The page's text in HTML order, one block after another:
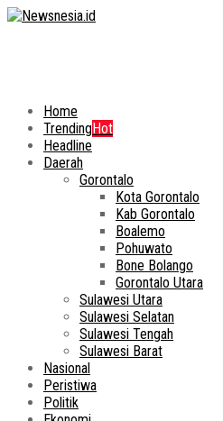
Home
TrendingHot
Headline
Daerah
Gorontalo
Kota Gorontalo
Kab Gorontalo
Boalemo
Pohuwato
Bone Bolango
Gorontalo Utara
Sulawesi Utara
Sulawesi Selatan
Sulawesi Tengah
Sulawesi Barat
Nasional
Peristiwa
Politik